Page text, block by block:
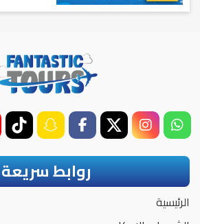
روابط سريعة
الرئيسية